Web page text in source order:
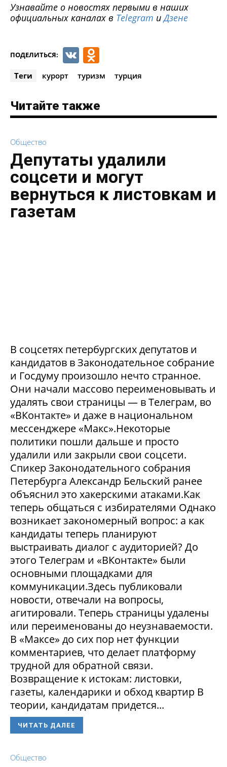
Узнавайте о новостях первыми в наших
официальных каналах в Telegram иДзене
ПОДЕЛИТЬСЯ: VK
Теги курорт туризм турция
Читайте также
Общество
Депутаты удалили
соцсети и могут
вернуться к листовкам и
газетам
В соцсетях петербургских депутатов и
кандидатов в Законодательное собрание
и Госдуму произошло нечто странное.
Они начали массово переименовывать и
удалять свои страницы — в Телеграм, во
«ВКонтакте» и даже в национальном
мессенджере «Макс».Некоторые
политики пошли дальше и просто
удалили или закрыли свои соцсети.
Спикер Законодательного собрания
Петербурга Александр Бельский ранее
объяснил это хакерскими атаками.Как
теперь общаться с избирателями Однако
возникает закономерный вопрос: а как
кандидаты теперь планируют
выстраивать диалог с аудиторией? До
этого Телеграм и «ВКонтакте» были
основными площадками для
коммуникации.Здесь публиковали
новости, отвечали на вопросы,
агитировали. Теперь страницы удалены
или переименованы до неузнаваемости.
В «Максе» до сих пор нет функции
комментариев, что делает платформу
трудной для обратной связи.
Возвращение к истокам: листовки,
газеты, календарики и обход квартир В
теории, кандидатам придется...
ЧИТАТЬ ДАЛЕЕ
Общество